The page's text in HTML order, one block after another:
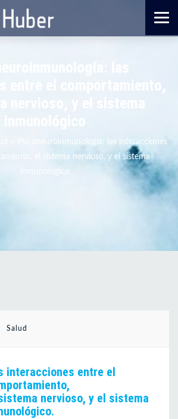
entre el comportamiento,
inmunológico
Psiconeuroinmunología: las interacciones
el sistema nervioso, y el sistema
inmunológico
Salud
interacciones entre el
nervioso, y el sistema